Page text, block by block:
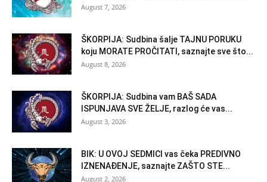
August 7, 2026
ŠKORPIJA: Sudbina šalje TAJNU PORUKU
koju MORATE PROČITATI, saznajte sve što...
August 8, 2026
ŠKORPIJA: Sudbina vam BAŠ SADA
ISPUNJAVA SVE ŽELJE, razlog će vas...
August 3, 2026
BIK: U OVOJ SEDMICI vas čeka PREDIVNO
IZNENAĐENJE, saznajte ZAŠTO STE...
August 2, 2026